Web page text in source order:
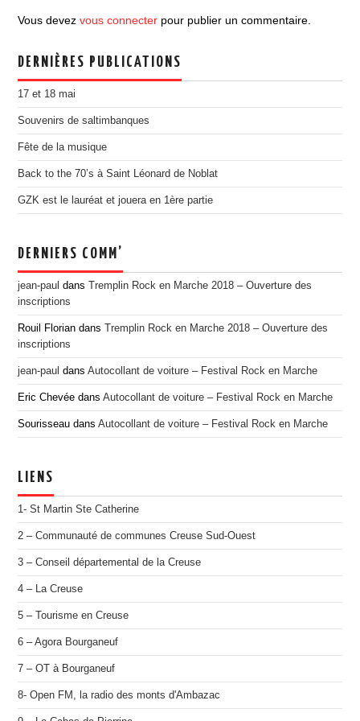
EDITION 2015
EDITION 2014
EDITION 2012
PRESSE
CONTACT
Vous devezvous connecter pour publier un commentaire.
DERNIÈRES PUBLICATIONS
17 et 18 mai
Souvenirs de saltimbanques
Fête de la musique
Back to the 70’s à Saint Léonard de Noblat
GZK est le lauréat et jouera en 1ère partie
DERNIERS COMM’
jean-paul dansTremplin Rock en Marche 2018 – Ouverture des
inscriptions
Rouil Florian dansTremplin Rock en Marche 2018 – Ouverture des
inscriptions
jean-paul dansAutocollant de voiture – Festival Rock en Marche
Eric Chevée dansAutocollant de voiture – Festival Rock en Marche
Sourisseau dansAutocollant de voiture – Festival Rock en Marche
LIENS
1- St Martin Ste Catherine
2 – Communauté de communes Creuse Sud-Ouest
3 – Conseil départemental de la Creuse
4 – La Creuse
5 – Tourisme en Creuse
6 – Agora Bourganeuf
7 – OT à Bourganeuf
8- Open FM, la radio des monts d'Ambazac